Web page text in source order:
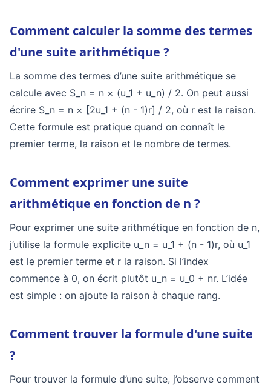
Comment calculer la somme des termes
d'une suite arithmétique ?
La somme des termes d’une suite arithmétique se
calcule avec S_n = n × (u_1 + u_n) / 2. On peut aussi
écrire S_n = n × [2u_1 + (n - 1)r] / 2, où r est la raison.
Cette formule est pratique quand on connaît le
premier terme, la raison et le nombre de termes.
Comment exprimer une suite
arithmétique en fonction de n ?
Pour exprimer une suite arithmétique en fonction de n,
j’utilise la formule explicite u_n = u_1 + (n - 1)r, où u_1
est le premier terme et r la raison. Si l’index
commence à 0, on écrit plutôt u_n = u_0 + nr. L’idée
est simple : on ajoute la raison à chaque rang.
Comment trouver la formule d'une suite
?
Pour trouver la formule d’une suite, j’observe comment